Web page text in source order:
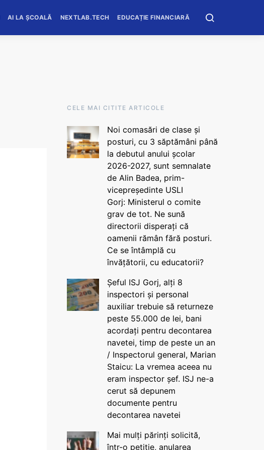
AI LA ȘCOALĂ NEXTLAB.TECH EDUCAȚIE FINANCIARĂ
CELE MAI CITITE ARTICOLE
Noi comasări de clase și
posturi, cu 3 săptămâni până
la debutul anului școlar
2026-2027, sunt semnalate
de Alin Badea, prim-
vicepreședinte USLI
Gorj: Ministerul o comite
grav de tot. Ne sună
directorii disperați că
oamenii rămân fără posturi.
Ce se întâmplă cu
învățătorii, cu educatorii?
Șeful ISJ Gorj, alți 8
inspectori și personal
auxiliar trebuie să returneze
peste 55.000 de lei, bani
acordați pentru decontarea
navetei, timp de peste un an
/ Inspectorul general, Marian
Staicu: La vremea aceea nu
eram inspector șef. ISJ ne-a
cerut să depunem
documente pentru
decontarea navetei
Mai mulți părinți solicită,
într-o petiție, anularea